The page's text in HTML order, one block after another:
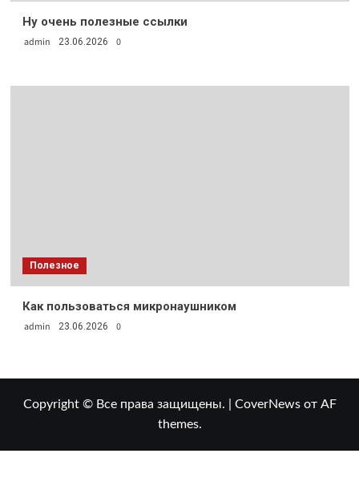
Ну очень полезные ссылки
admin 23.06.2026 0
Полезное
Как пользоваться микронаушником
admin 23.06.2026 0
Copyright © Все права защищены. CoverNewsот AF
themes.